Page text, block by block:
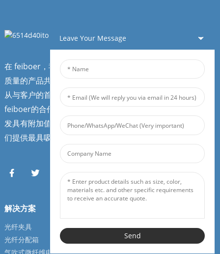
在 feiboer，我们始终在寻找新的长期合作伙伴，通过我们高
质量的产品共同拓展品牌和市场。
从与客户的首次接触开始，客户就是我们的合作伙伴。作为
feiboer的合作伙伴，我们会与客户探讨当地市场需求，并开
发具有附加值的解决方案。在整个ISO 9001认证流程中，我
们提供最具吸引力的定价体系和市场营销方案。
解决方案
光纤夹具
光纤分配箱
光纤夹具
光纤分配箱
Leave Your Message
Send